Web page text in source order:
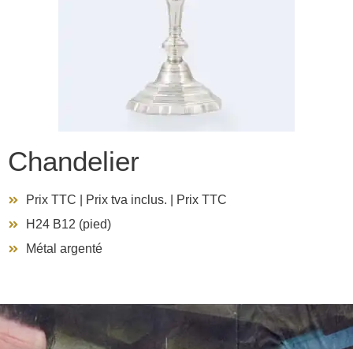
Chandelier
Prix ​​TTC | Prix ​​tva inclus. | Prix ​​TTC
H24 B12 (pied)
Métal argenté